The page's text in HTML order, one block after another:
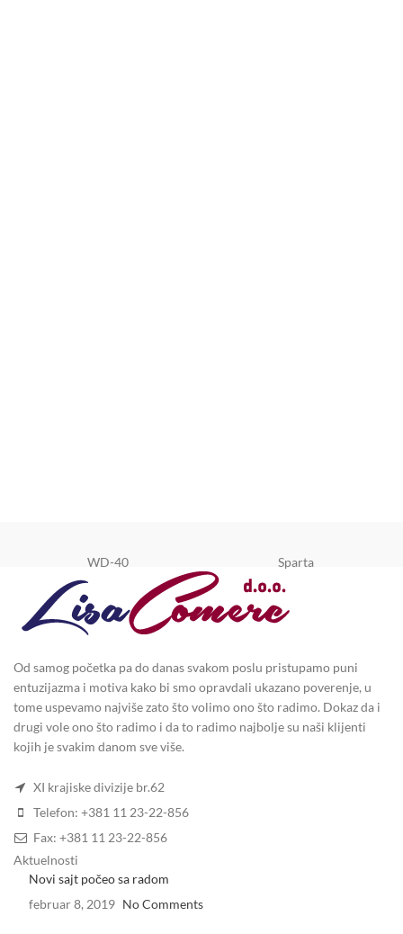
WD-40 Sparta
Od samog početka pa do danas svakom poslu pristupamo puni
entuzijazma i motiva kako bi smo opravdali ukazano poverenje, u
tome uspevamo najviše zato što volimo ono što radimo. Dokaz da i
drugi vole ono što radimo i da to radimo najbolje su naši klijenti
kojih je svakim danom sve više.
XI krajiske divizije br.62
Telefon: +381 11 23-22-856
Fax: +381 11 23-22-856
Aktuelnosti
Novi sajt počeo sa radom
februar 8, 2019 No Comments